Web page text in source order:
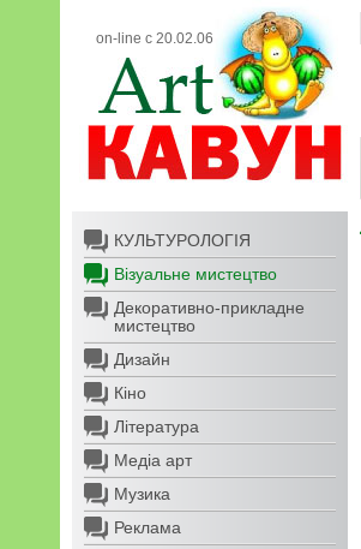
on-line с 20.02.06
КУЛЬТУРОЛОГІЯ
Візуальне мистецтво
Декоративно-прикладне
мистецтво
Дизайн
Кіно
Література
Медіа арт
Музика
Реклама